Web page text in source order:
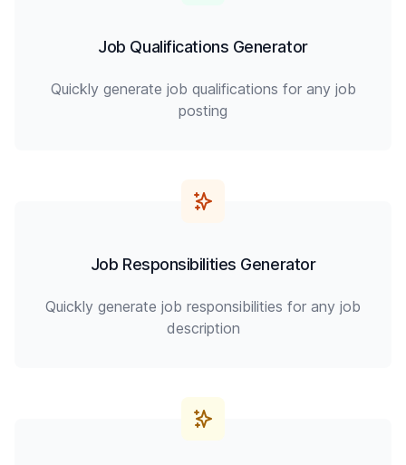
Job Qualifications Generator
Quickly generate job qualifications for any job
posting
Job Responsibilities Generator
Quickly generate job responsibilities for any job
description